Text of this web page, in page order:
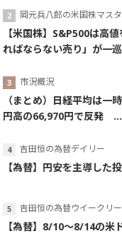
岡元兵八郎の米国株マス
【米国株】S&P500は高
ればならない売り」が一
市況概況
（まとめ）日経平均は一
円高の66,970円で反発 ...
吉田恒の為替デイリー
【為替】円安を主導した
吉田恒の為替ウイークリー
【為替】8/10～8/14の米